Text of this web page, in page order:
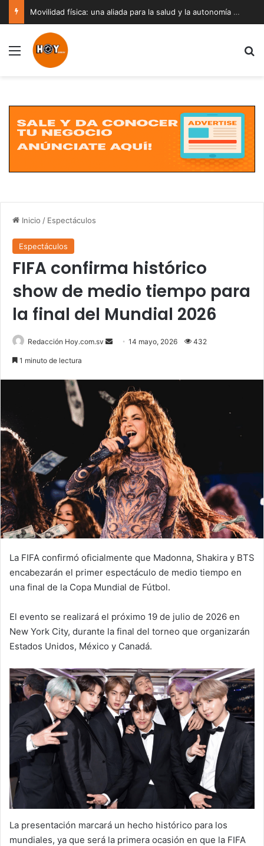
Movilidad física: una aliada para la salud y la autonomía a cualquier edad
Menú
Inicio / Espectáculos
Espectáculos
FIFA confirma histórico
show de medio tiempo para
la final del Mundial 2026
Redacción Hoy.com.sv
Send14 mayo, 2026 432
1 minuto de lectura
La FIFA confirmó oficialmente que Madonna, Shakira y BTS
encabezarán el primer espectáculo de medio tiempo en
una final de la Copa Mundial de Fútbol.
El evento se realizará el próximo 19 de julio de 2026 en
New York City, durante la final del torneo que organizarán
Estados Unidos, México y Canadá.
La presentación marcará un hecho histórico para los
mundiales, ya que será la primera ocasión en que la FIFA